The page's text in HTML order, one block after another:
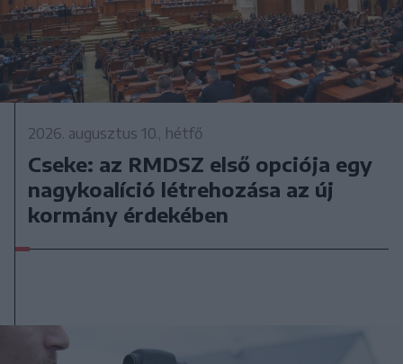
2026. augusztus 10., hétfő
Cseke: az RMDSZ első opciója egy
nagykoalíció létrehozása az új
kormány érdekében